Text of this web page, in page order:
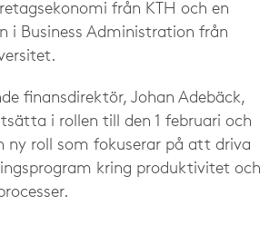
från KTH och en
i Business Administration från
finansdirektör, Johan Adebäck,
i rollen till den 1 februari och
ny roll som fokuserar på att driva
kring produktivitet och